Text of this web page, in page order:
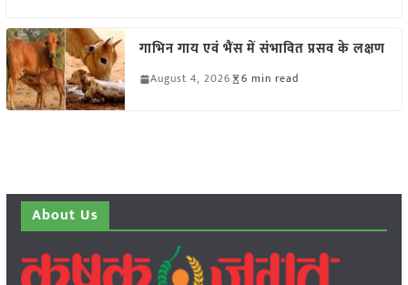
गाभिन गाय एवं भैंस में संभावित प्रसव के लक्षण
August 4, 2026 6 min read
About Us